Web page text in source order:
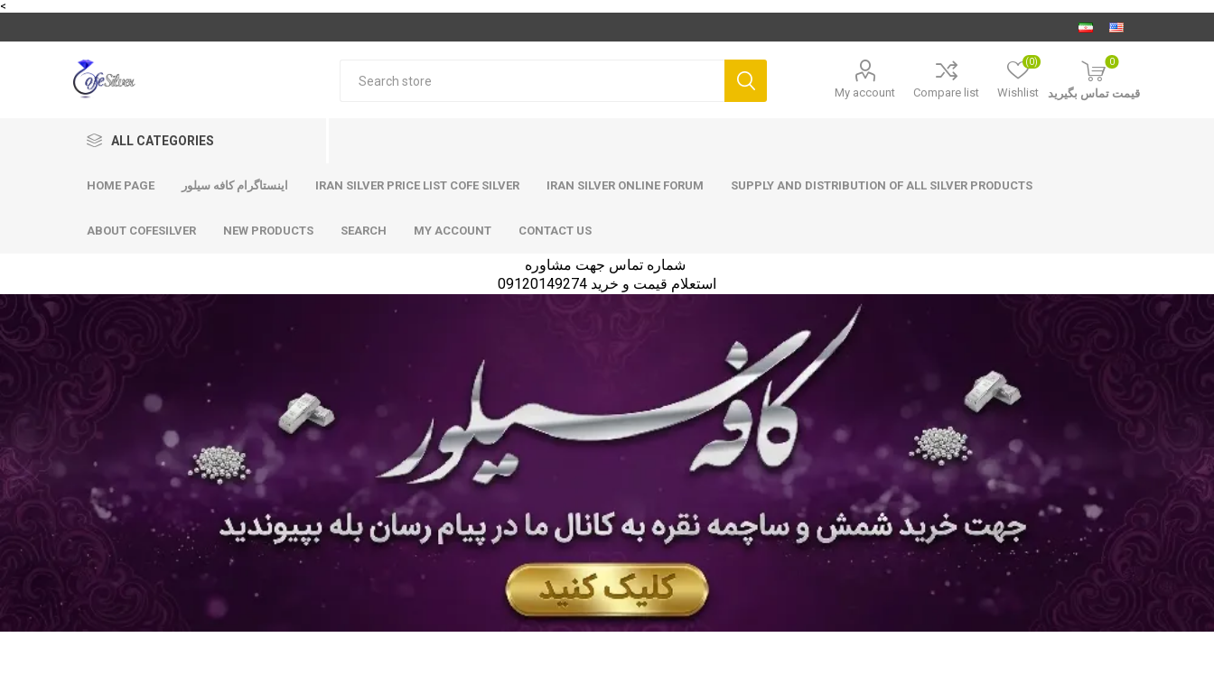
<
My account Compare list Wishlist
(0) 0
قیمت تماس بگیرید
ALL CATEGORIES
HOME PAGE اینستاگرام کافه سیلور IRAN SILVER PRICE LIST COFE SILVER IRAN SILVER ONLINE FORUM SUPPLY AND DISTRIBUTION OF ALL SILVER PRODUCTS
ABOUT COFESILVER NEW PRODUCTS SEARCH MY ACCOUNT CONTACT US
استعلام قیمت و خرید 09120149274